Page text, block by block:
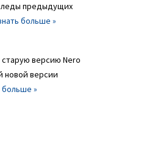
предыдущих
больше »
версию Nero
новой версии
больше »